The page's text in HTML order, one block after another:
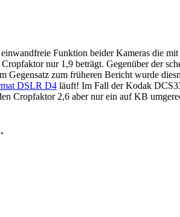
Funktion beider Kameras die
nur 1,9 beträgt. Gegenüber der
Gegensatz zum früheren Bericht wurde
DSLR D4 läuft! Im Fall der Kodak
Cropfaktor 2,6 aber nur ein auf KB